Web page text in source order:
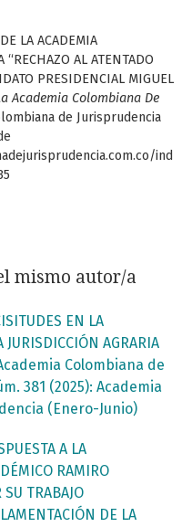
LA ACADEMIA
AL ATENTADO
PRESIDENCIAL MIGUEL
Academia Colombiana De
de Jurisprudencia
ind
mismo autor/a
EN LA
JURISDICCIÓN AGRARIA
Colombiana de
381 (2025): Academia
(Enero-Junio)
A LA
RAMIRO
TRABAJO
DE LA